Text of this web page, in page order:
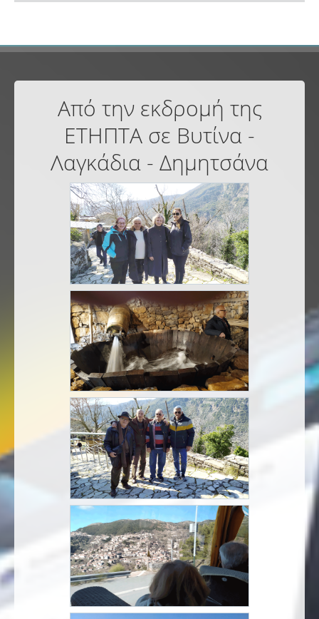
Από την εκδρομή της
ΕΤΗΠΤΑ σε Βυτίνα -
Λαγκάδια - Δημητσάνα